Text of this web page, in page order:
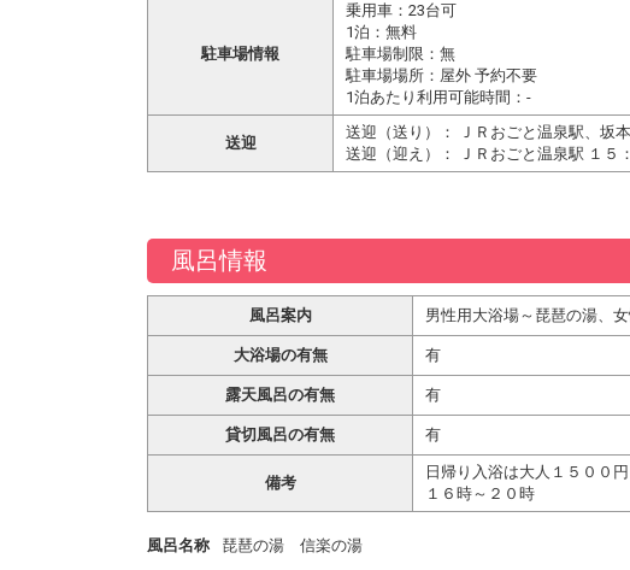
駐車場情報
乗用車：23台可
1泊：無料
駐車場制限：無
駐車場場所：屋外 予約不要
1泊あたり利用可能時間：-
送迎
送迎（送り）： ＪＲおごと温泉駅、坂
送迎（迎え）： ＪＲおごと温泉駅 １５
風呂情報
風呂案内 男性用大浴場～琵琶の湯、
大浴場の有無 有
露天風呂の有無 有
貸切風呂の有無 有
備考
日帰り入浴は大人１５００
１６時～２０時
風呂名称 琵琶の湯 信楽の湯